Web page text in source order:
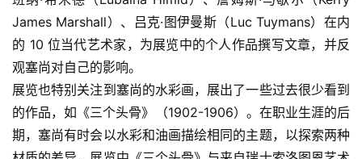
James Marshall）、吕克·图伊曼斯（Luc Tuymans）在内
的 10 位当代艺术家，为展览中的个人作品撰写文章，并反
观塞尚对自己的影响。
展览也特别关注到塞尚的水彩画，展出了一些过去很少看到
的作品，如《三个头骨》（1902-1906）。在职业生涯的后
期，塞尚有时会以水彩和油画描绘相同的主题，以探索两种